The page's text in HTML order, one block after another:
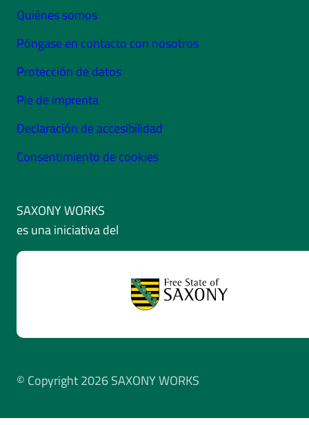
Quiénes somos
Póngase en contacto con nosotros
Protección de datos
Pie de imprenta
Declaración de accesibilidad
Consentimiento de cookies
SAXONY WORKS
es una iniciativa del
© Copyright 2026 SAXONY WORKS